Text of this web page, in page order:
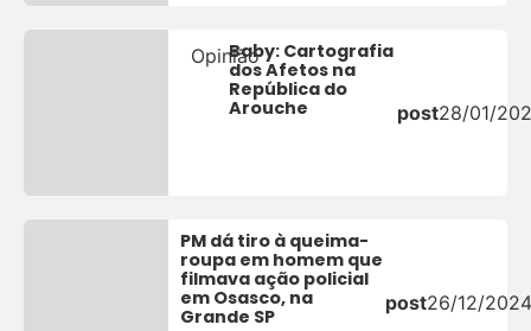
OpiniãoBaby: Cartografia
dos Afetos na
República do
Arouche
post28/01/
PM dá tiro à queima-
roupa em homem que
filmava ação policial
em Osasco, na
Grande SP
post26/12/